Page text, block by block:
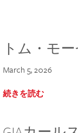
トム・モ
March 5, 2026
続きを読む